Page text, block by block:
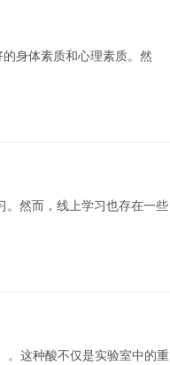
身体素质和心理素质。然
。然而，线上学习也存在一些
。这种酸不仅是实验室中的重